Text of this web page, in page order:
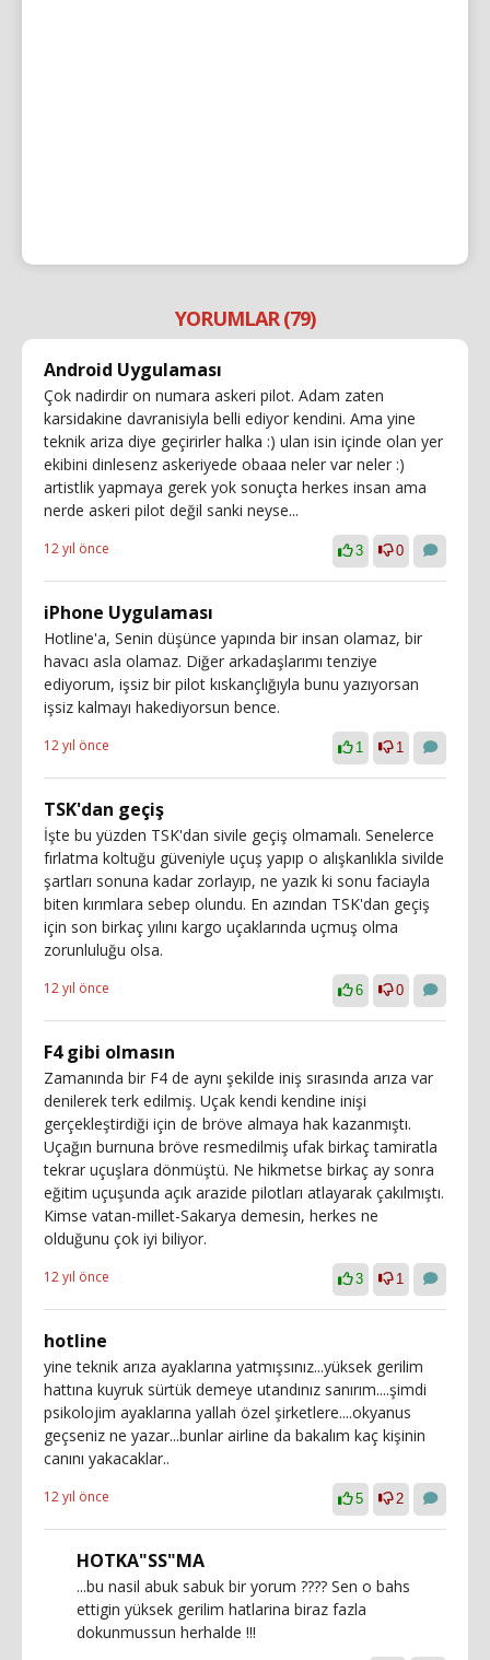
YORUMLAR (79)
Android Uygulaması
Çok nadirdir on numara askeri pilot. Adam zaten
karsidakine davranisiyla belli ediyor kendini. Ama yine
teknik ariza diye geçirirler halka :) ulan isin içinde olan yer
ekibini dinlesenz askeriyede obaaa neler var neler :)
artistlik yapmaya gerek yok sonuçta herkes insan ama
nerde askeri pilot değil sanki neyse...
12 yıl önce 3 0
iPhone Uygulaması
Hotline'a, Senin düşünce yapında bir insan olamaz, bir
havacı asla olamaz. Diğer arkadaşlarımı tenziye
ediyorum, işsiz bir pilot kıskançlığıyla bunu yazıyorsan
işsiz kalmayı hakediyorsun bence.
12 yıl önce 1 1
TSK'dan geçiş
İşte bu yüzden TSK'dan sivile geçiş olmamalı. Senelerce
fırlatma koltuğu güveniyle uçuş yapıp o alışkanlıkla sivilde
şartları sonuna kadar zorlayıp, ne yazık ki sonu faciayla
biten kırımlara sebep olundu. En azından TSK'dan geçiş
için son birkaç yılını kargo uçaklarında uçmuş olma
zorunluluğu olsa.
12 yıl önce 6 0
F4 gibi olmasın
Zamanında bir F4 de aynı şekilde iniş sırasında arıza var
denilerek terk edilmiş. Uçak kendi kendine inişi
gerçekleştirdiği için de bröve almaya hak kazanmıştı.
Uçağın burnuna bröve resmedilmiş ufak birkaç tamiratla
tekrar uçuşlara dönmüştü. Ne hikmetse birkaç ay sonra
eğitim uçuşunda açık arazide pilotları atlayarak çakılmıştı.
Kimse vatan-millet-Sakarya demesin, herkes ne
olduğunu çok iyi biliyor.
12 yıl önce 3 1
hotline
yine teknik arıza ayaklarına yatmışsınız...yüksek gerilim
hattına kuyruk sürtük demeye utandınız sanırım....şimdi
psikolojim ayaklarına yallah özel şirketlere....okyanus
geçseniz ne yazar...bunlar airline da bakalım kaç kişinin
canını yakacaklar..
12 yıl önce 5 2
HOTKA"SS"MA
...bu nasil abuk sabuk bir yorum ???? Sen o bahs
ettigin yüksek gerilim hatlarina biraz fazla
dokunmussun herhalde !!!